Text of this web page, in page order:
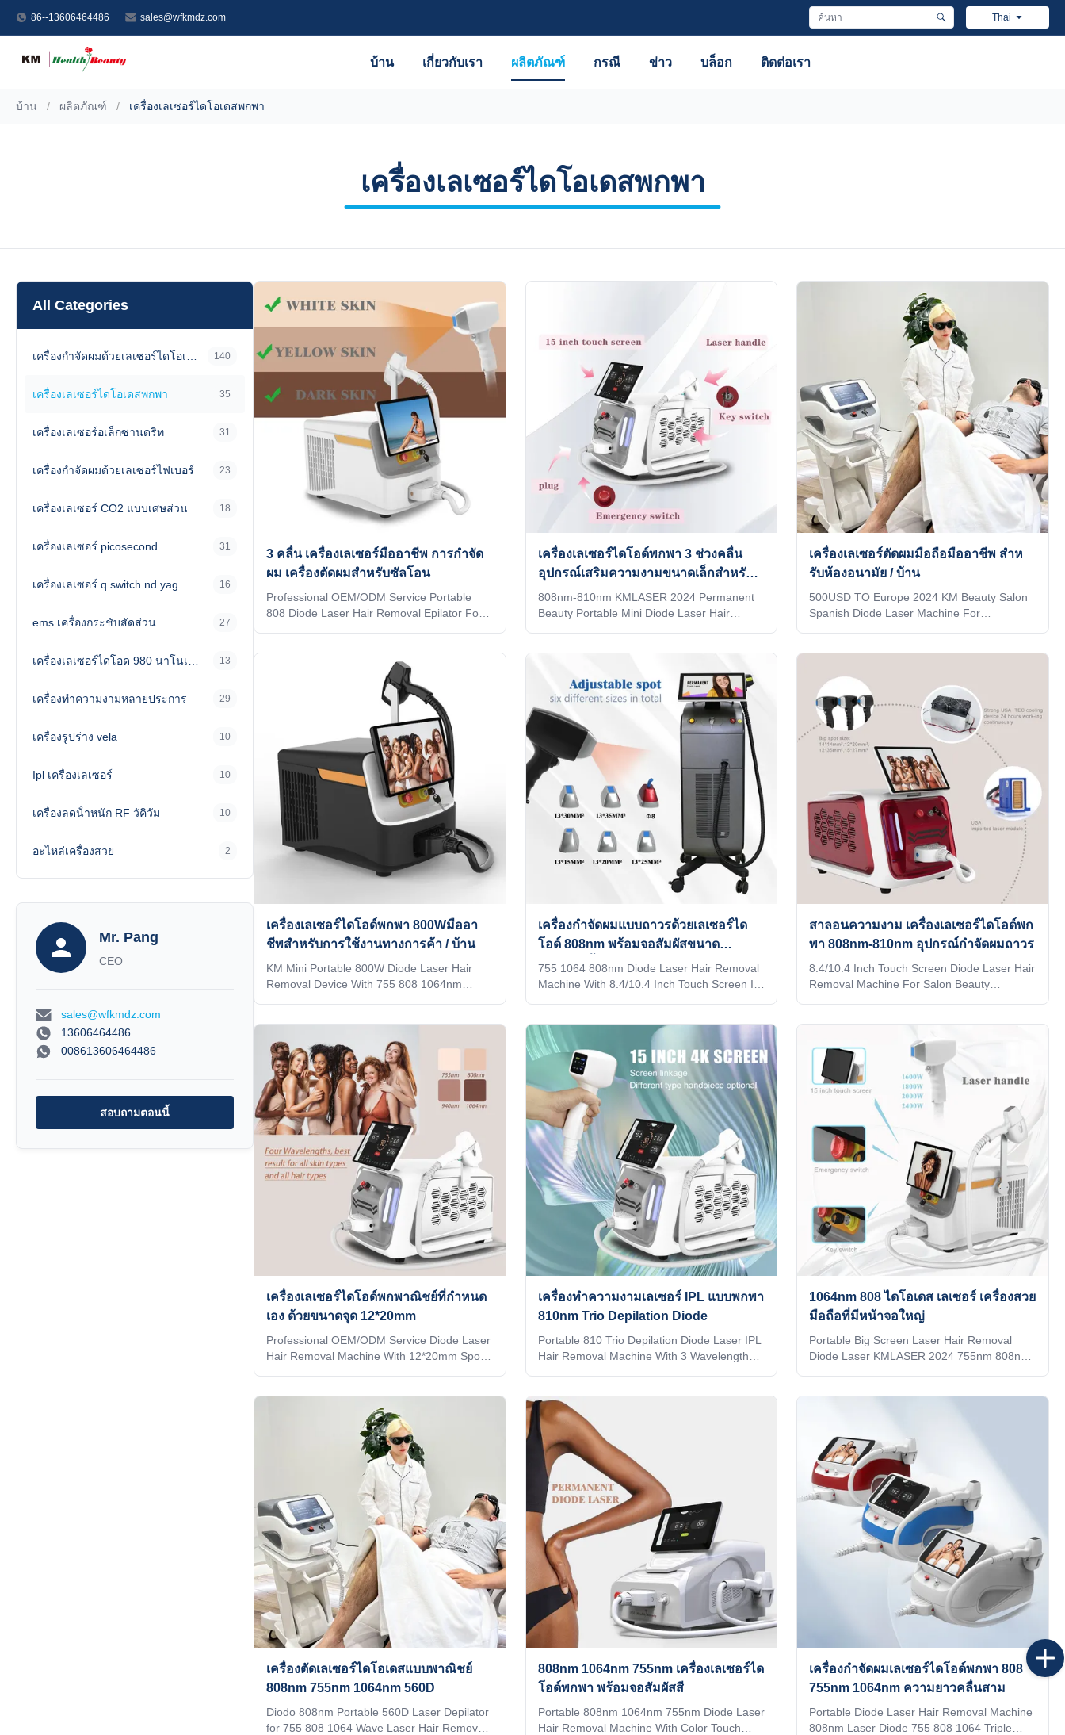
86--13606464486 sales@wfkmdz.com Thai
บ้าน เกี่ยวกับเรา ผลิตภัณฑ์ กรณี ข่าว บล็อก ติดต่อเรา
บ้าน / ผลิตภัณฑ์ / เครื่องเลเซอร์ไดโอเดสพกพา
เครื่องเลเซอร์ไดโอเดสพกพา
All Categories
140
เครื่องเลเซอร์ไดโอเดสพกพา 35
เครื่องเลเซอร์อเล็กซานดริท 31
เครื่องกําจัดผมด้วยเลเซอร์ไฟเบอร์ 23
เครื่องเลเซอร์ CO2 แบบเศษส่วน 18
เครื่องเลเซอร์ picosecond 31
เครื่องเลเซอร์ q switch nd yag 16
ems เครื่องกระชับสัดส่วน 27
13
เครื่องทําความงามหลายประการ 29
เครื่องรูปร่าง vela 10
Ipl เครื่องเลเซอร์ 10
เครื่องลดน้ําหนัก RF วัคิวัม 10
อะไหล่เครื่องสวย 2
Mr. Pang
CEO
sales@wfkmdz.com
13606464486
008613606464486
สอบถามตอนนี้
3 คลื่น เครื่องเลเซอร์มืออาชีพ การกําจัด
ผม เครื่องตัดผมสําหรับซัลโอน
Professional OEM/ODM Service Portable
808 Diode Laser Hair Removal Epilator For
12 hours delivery 2) Print any color you want
for your machine, make it be your and your
client's favorite. 3) Print your logo on the
machine shell and add it to the system as a
welcome interface. Make it exclusive in the
world. 4) Add any language into the machine
system, according to you and your client's
เครื่องเลเซอร์ไดโอด์พกพา 3 ช่วงคลื่น
อุปกรณ์เสริมความงามขนาดเล็กสําหรับ
การใช้ในบ้าน
808nm-810nm KMLASER 2024 Permanent
Beauty Portable Mini Diode Laser Hair
color you want for your machine, make it be
your and your client's favorite. 3) Print your
logo on the machine shell and add it to the
system as a welcome interface. Make it
exclusive in the world. 4) Add any language
into the machine system, according to you
and your client's requirements
เครื่องเลเซอร์ตัดผมมือถือมืออาชีพ สําห
รับห้องอนามัย / บ้าน
500USD TO Europe 2024 KM Beauty Salon
Spanish Diode Laser Machine For
EU countries, Brazil, New Zealand, Japan,
Canada, and the United States Our
Advantages KM LASER Since 2009, the
leading manufacturer of aesthetic machines
in the industry, focusing on high quality and
high technology of equipment I believe you
are a professional buyer, please read this
เครื่องเลเซอร์ไดโอด์พกพา 800Wมืออา
ชีพสําหรับการใช้งานทางการค้า / บ้าน
KM Mini Portable 800W Diode Laser Hair
Removal Device With 755 808 1064nm
color you want for your machine, make it be
your and your client's favorite. 3) Print your
logo on the machine shell and add it to the
system as a welcome interface. Make it
exclusive in the world. 4) Add any language
into the machine system, according to you
เครื่องกําจัดผมแบบถาวรด้วยเลเซอร์ได
โอด์ 808nm พร้อมจอสัมผัสขนาด
8.4/10.4 นิ้ว
755 1064 808nm Diode Laser Hair Removal
Machine With 8.4/10.4 Inch Touch Screen In
ISO 13485 ,Certified by 27 EU countries,
Brazil, New Zealand, Japan, Canada, and
the United States Our Advantages vs!!! KM
LASESR OTHERS Identify Intelligent AI
recognition technology (System automatically
identifies the installed spot and automatically
adjusts to the treatment parameters of the
corresponding TIP)
สาลอนความงาม เครื่องเลเซอร์ไดโอด์พก
พา 808nm-810nm อุปกรณ์กําจัดผมถาวร
8.4/10.4 Inch Touch Screen Diode Laser Hair
Removal Machine For Salon Beauty
color you want for your machine, make it be
your and your client's favorite. 3) Print your
logo on the machine shell and add it to the
system as a welcome interface. Make it
exclusive in the world. 4) Add any language
into the machine system, according to you
and your client's
เครื่องเลเซอร์ไดโอด์พกพาณิชย์ที่กําหนด
เอง ด้วยขนาดจุด 12*20mm
Professional OEM/ODM Service Diode Laser
Hair Removal Machine With 12*20mm Spot
2. Provide customized services such as
machine shell, language, screen, etc. 3. We
have a large number of treatment
parameters to help you quickly improve work
efficiency 16 years manufacturer Weifang
KM 808nm diode laser hair removal machine
3 waves 755 1064 808 diodo lazer
เครื่องทําความงามเลเซอร์ IPL แบบพกพา
810nm Trio Depilation Diode
Portable 810 Trio Depilation Diode Laser IPL
Hair Removal Machine With 3 Wavelengths
hours delivery 2) Print any color you want for
your machine, make it be your and your
client's favorite. 3) Print your logo on the
machine shell and add it to the system as a
welcome interface. Make it exclusive in the
world. 4) Add any language into the machine
system, according to you and your client's
1064nm 808 ไดโอเดส เลเซอร์ เครื่องสวย
มือถือที่มีหน้าจอใหญ่
Portable Big Screen Laser Hair Removal
Diode Laser KMLASER 2024 755nm 808nm
your and your client's favorite. 3) Print your
logo on the machine shell and add it to the
system as a welcome interface. Make it
exclusive in the world. 4) Add any language
into the machine system, according to you
and your client's requiremen
เครื่องตัดเลเซอร์ไดโอเดสแบบพาณิชย์
808nm 755nm 1064nm 560D
Diodo 808nm Portable 560D Laser Depilator
for 755 808 1064 Wave Laser Hair Removal
808nm 1064nm 755nm เครื่องเลเซอร์ได
โอด์พกพา พร้อมจอสัมผัสสี
Portable 808nm 1064nm 755nm Diode Laser
Hair Removal Machine With Color Touch
เครื่องกําจัดผมเลเซอร์ไดโอด์พกพา 808
755nm 1064nm ความยาวคลื่นสาม
Portable Diode Laser Hair Removal Machine
808nm Laser Diode 755 808 1064 Triple